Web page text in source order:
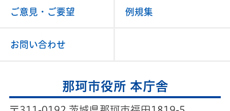
ご意見・ご要望 例規集
お問い合わせ
那珂市役所 本庁舎